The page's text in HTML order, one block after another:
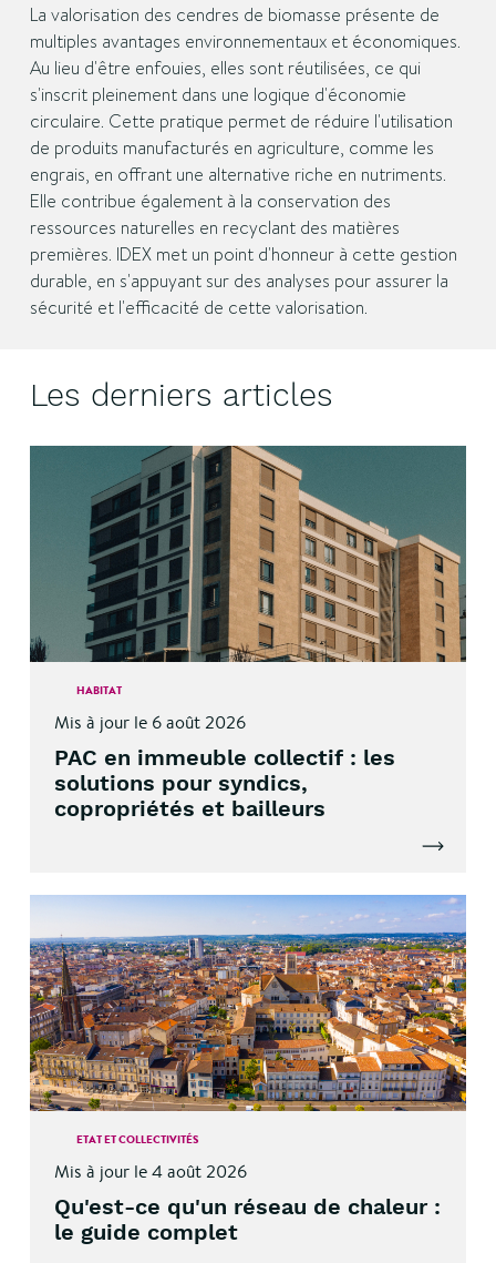
La valorisation des cendres de biomasse présente de
multiples avantages environnementaux et économiques.
Au lieu d'être enfouies, elles sont réutilisées, ce qui
s'inscrit pleinement dans une logique d'économie
circulaire. Cette pratique permet de réduire l'utilisation
de produits manufacturés en agriculture, comme les
engrais, en offrant une alternative riche en nutriments.
Elle contribue également à la conservation des
ressources naturelles en recyclant des matières
premières. IDEX met un point d'honneur à cette gestion
durable, en s'appuyant sur des analyses pour assurer la
sécurité et l'efficacité de cette valorisation.
Les derniers articles
HABITAT
Mis à jour le 6 août 2026
PAC en immeuble collectif : les
solutions pour syndics,
copropriétés et bailleurs
Lire
ETAT ET COLLECTIVITÉS
Mis à jour le 4 août 2026
Qu'est-ce qu'un réseau de chaleur :
le guide complet